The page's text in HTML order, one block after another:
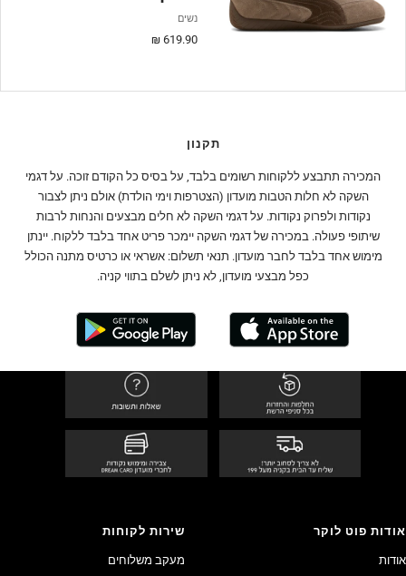
נשים
מחיר
619.90 ₪
תקנון
המכירה תתבצע ללקוחות רשומים בלבד, על בסיס כל הקודם זוכה. על דגמי
השקה לא חלות הטבות מועדון (הצטרפות וימי הולדת) אולם ניתן לצבור
נקודות ולפרוק נקודות. על דגמי השקה לא חלים מבצעים והנחות לרבות
שיתופי פעולה. במכירה של דגמי השקה יימכר פריט אחד בלבד ללקוח. יינתן
מימוש אחד בלבד לחבר מועדון. תנאי תשלום: אשראי או כרטיס מתנה הכולל
כפל מבצעי מועדון, לא ניתן לשלם בתווי קניה.
אודות פוט לוקר
אודות
שירות לקוחות
מעקב משלוחים